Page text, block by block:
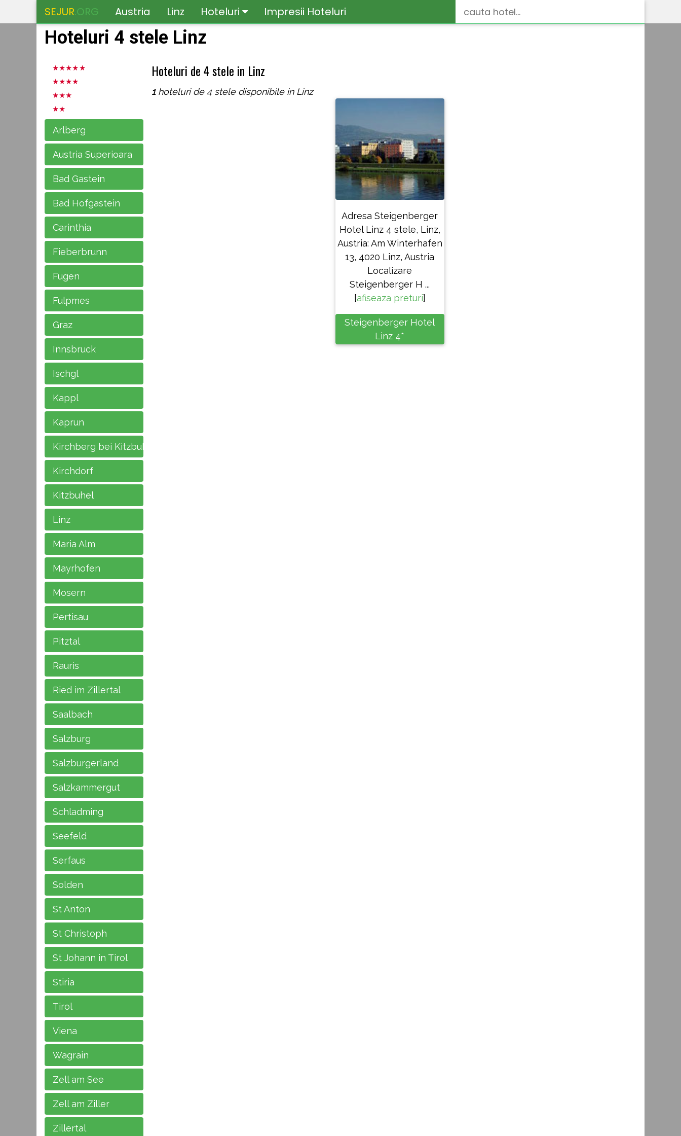
SEJUR.ORG Austria Linz Hoteluri Impresii Hoteluri
Hoteluri 4 stele Linz
Arlberg
Austria Superioara
Bad Gastein
Bad Hofgastein
Carinthia
Fieberbrunn
Fugen
Fulpmes
Graz
Innsbruck
Ischgl
Kappl
Kaprun
Kirchberg bei Kitzbuhel
Kirchdorf
Kitzbuhel
Linz
Maria Alm
Mayrhofen
Mosern
Pertisau
Pitztal
Rauris
Ried im Zillertal
Saalbach
Salzburg
Salzburgerland
Salzkammergut
Schladming
Seefeld
Serfaus
Solden
St Anton
St Christoph
St Johann in Tirol
Stiria
Tirol
Viena
Wagrain
Zell am See
Zell am Ziller
Zillertal
Hoteluri de 4 stele in Linz
1hoteluri de 4 stele disponibile in Linz
Adresa Steigenberger
Hotel Linz 4 stele, Linz,
Austria: Am Winterhafen
13, 4020 Linz, Austria
Localizare
Steigenberger H ...
[afiseaza preturi]
Steigenberger Hotel
Linz 4*